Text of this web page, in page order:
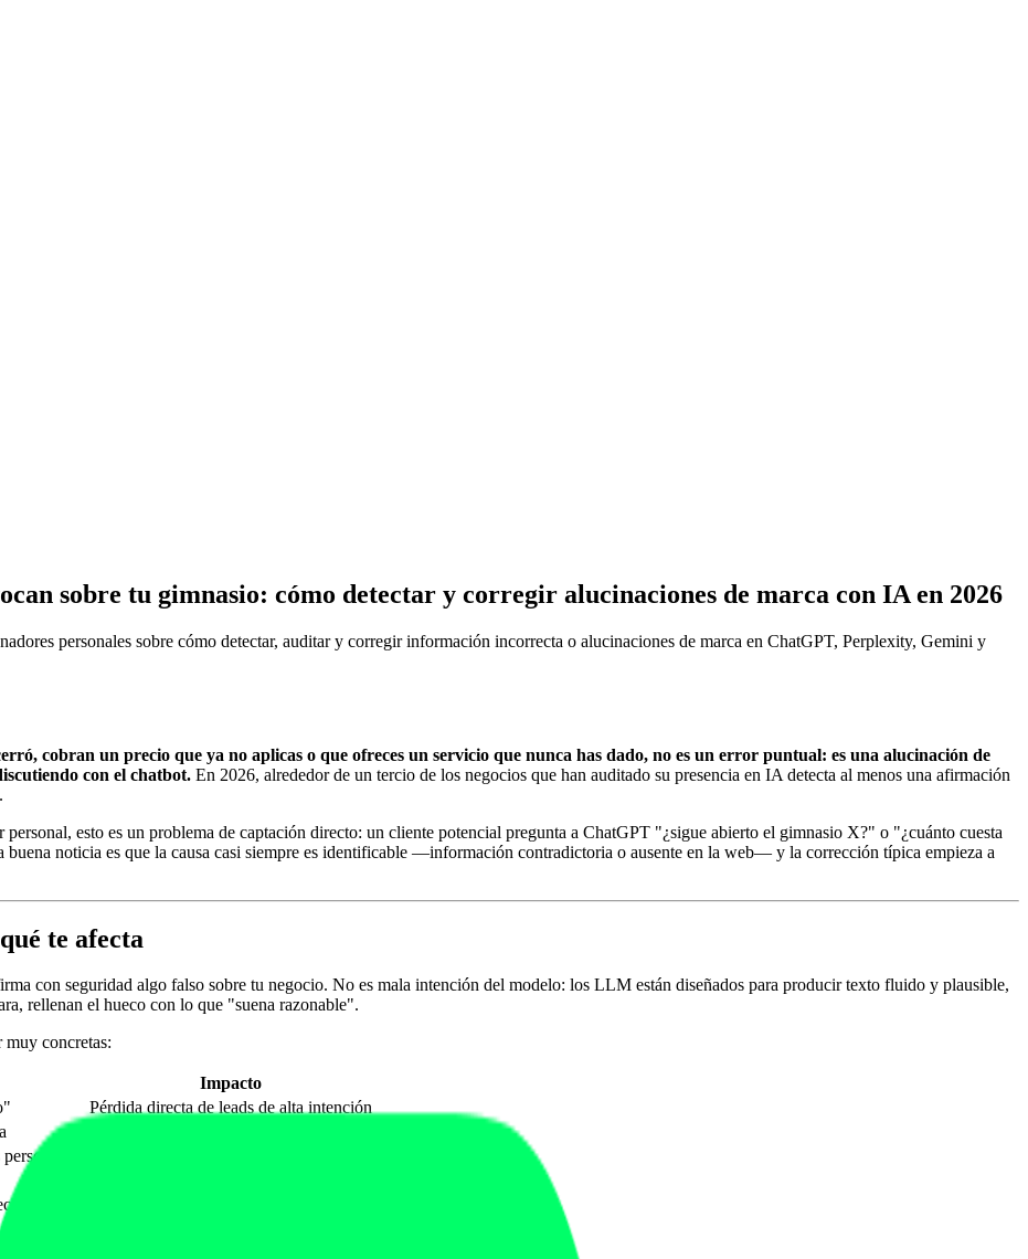
sobre tu gimnasio: cómo detectar y corregir alucinaciones de marca con IA en 2026
personales sobre cómo detectar, auditar y corregir información incorrecta o alucinaciones de marca en ChatGPT, Perplexity, Gemini y
cobran un precio que ya no aplicas o que ofreces un servicio que nunca has dado, no es un error puntual: es una alucinación de
con el chatbot. En 2026, alrededor de un tercio de los negocios que han auditado su presencia en IA detecta al menos una afirmación
esto es un problema de captación directo: un cliente potencial pregunta a ChatGPT "¿sigue abierto el gimnasio X?" o "¿cuánto cuesta
noticia es que la causa casi siempre es identificable —información contradictoria o ausente en la web— y la corrección típica empieza a
te afecta
con seguridad algo falso sobre tu negocio. No es mala intención del modelo: los LLM están diseñados para producir texto fluido y plausible,
rellenan el hueco con lo que "suena razonable".
muy concretas:
Impacto
Pérdida directa de leads de alta intención